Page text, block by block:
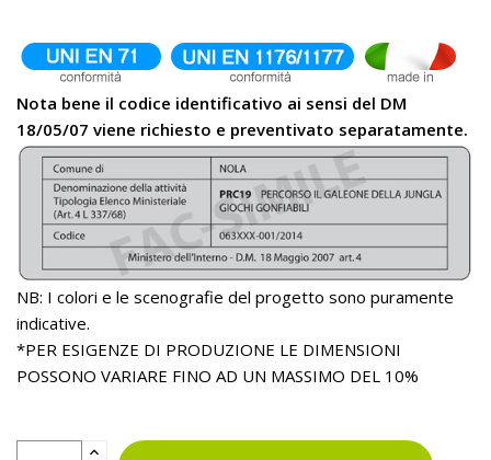
Nota bene il codice identificativo ai sensi del DM
18/05/07 viene richiesto e preventivato separatamente.
NB: I colori e le scenografie del progetto sono puramente
indicative.
*PER ESIGENZE DI PRODUZIONE LE DIMENSIONI
POSSONO VARIARE FINO AD UN MASSIMO DEL 10%